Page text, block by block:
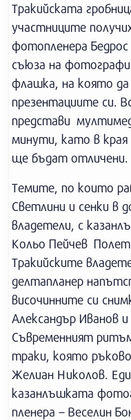
Тракийската
участниците
фотопленера Бедрос
съюза на
флашка, на която
презентациите си.
представи
минути, като в края
ще бъдат отличени.
Темите, по които
Светлини и сенки в
владетели, с
Кольо Пейчев
Тракийските
делтапланер
височинните си
Александър Иванов
Съвременният
траки, която
Желиан Николов.
казанлъшката
пленера – Веселин